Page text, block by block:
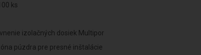
ks
izolačných dosiek Multipor
púzdra pre presné inštalácie